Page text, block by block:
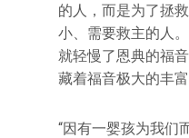
的人，而是为了拯
小、需要救主的人
就轻慢了恩典的福
藏着福音极大的丰富
“因有一婴孩为我们